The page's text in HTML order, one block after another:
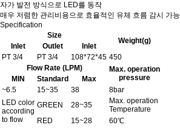
자가 발전 방식으로 LED를 동작
매우 저렴한 관리비용으로 효율적인 유체 흐름 감시 가능
Specification
Size
Weight(g)
Inlet Outlet
Inlet
PT 3/4
PT 3/4 108*72*45 450
Flow Rate (LPM)
Max. operation
pressure
MIN Standard
Max
~6.5
15~35 38
8bar
LED color
according
to flow
GREEN 28~35
Max. operation
Temperature
RED
15~28 60℃